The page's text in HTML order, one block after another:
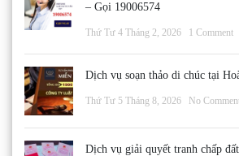
– Gọi 19006574
Thứ Tư 4 Tháng 2, 2026 1 Comment
Dịch vụ soạn thảo di chúc tại
Thứ Tư 5 Tháng 8, 2026 No
Dịch vụ giải quyết tranh chấp